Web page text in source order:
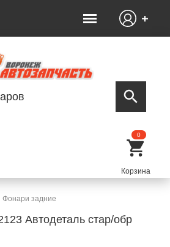
0
Фонари задние
Автодеталь стар/обр